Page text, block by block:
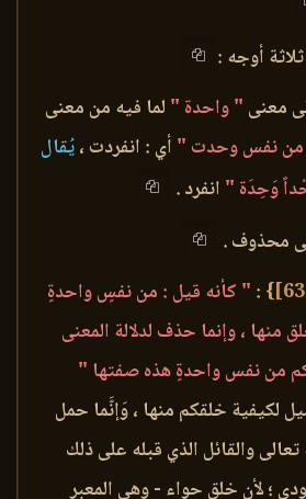
أوجه :
معنى " واحدة " لما فيه من معنى
نفس وحدت " أي : انفردت ،يُقال
وَحِدَة " انفرد .
محذوف .
}
: " كأنه قيل : من نفسٍ واحدةٍ
منها ، وإنما حذف لدلالة المعنى
من نفس واحدةٍ هذه صفتها "
لكيفية خلقكم منها ، وَإنَّما حمل
والقائل الذي قبله على ذلك
؛ لأن خلق حواء - وهي المعبر